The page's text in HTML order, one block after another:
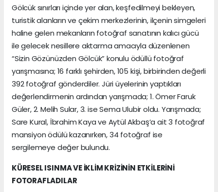
Gölcük sınırları içinde yer alan, keşfedilmeyi bekleyen,
turistik alanların ve çekim merkezlerinin, ilçenin simgeleri
haline gelen mekanların fotoğraf sanatının kalıcı gücü
ile gelecek nesillere aktarma amacıyla düzenlenen
“Sizin Gözünüzden Gölcük” konulu ödüllü fotoğraf
yarışmasına; 16 farklı şehirden, 105 kişi, birbirinden değerli
392 fotoğraf gönderdiler. Jüri üyelerinin yaptıkları
değerlendirmenin ardından yarışmada; 1. Ömer Faruk
Güler, 2. Melih Sular, 3. ise Sema Ulubir oldu. Yarışmada;
Sare Kural, İbrahim Kaya ve Aytül Akbaş’a ait 3 fotoğraf
mansiyon ödülü kazanırken, 34 fotoğraf ise
sergilemeye değer bulundu.
KÜRESEL ISINMA VE İKLİM KRİZİNİN ETKİLERİNİ
FOTORAFLADILAR